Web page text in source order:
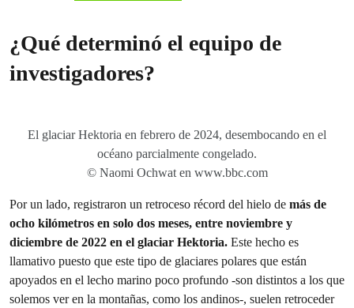
¿Qué determinó el equipo de
investigadores?
El glaciar Hektoria en febrero de 2024, desembocando en el
océano parcialmente congelado.
© Naomi Ochwat en www.bbc.com
Por un lado, registraron un retroceso récord del hielo de más de
ocho kilómetros en solo dos meses, entre noviembre y
diciembre de 2022 en el glaciar Hektoria. Este hecho es
llamativo puesto que este tipo de glaciares polares que están
apoyados en el lecho marino poco profundo -son distintos a los que
solemos ver en la montañas, como los andinos-, suelen retroceder